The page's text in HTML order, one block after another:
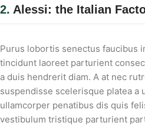
2. Alessi: the Italian
Purus lobortis senectus faucibus
tincidunt laoreet parturient
a duis hendrerit diam. A at nec
suspendisse scelerisque platea a
ullamcorper penatibus dis quis
vestibulum tristique parturient